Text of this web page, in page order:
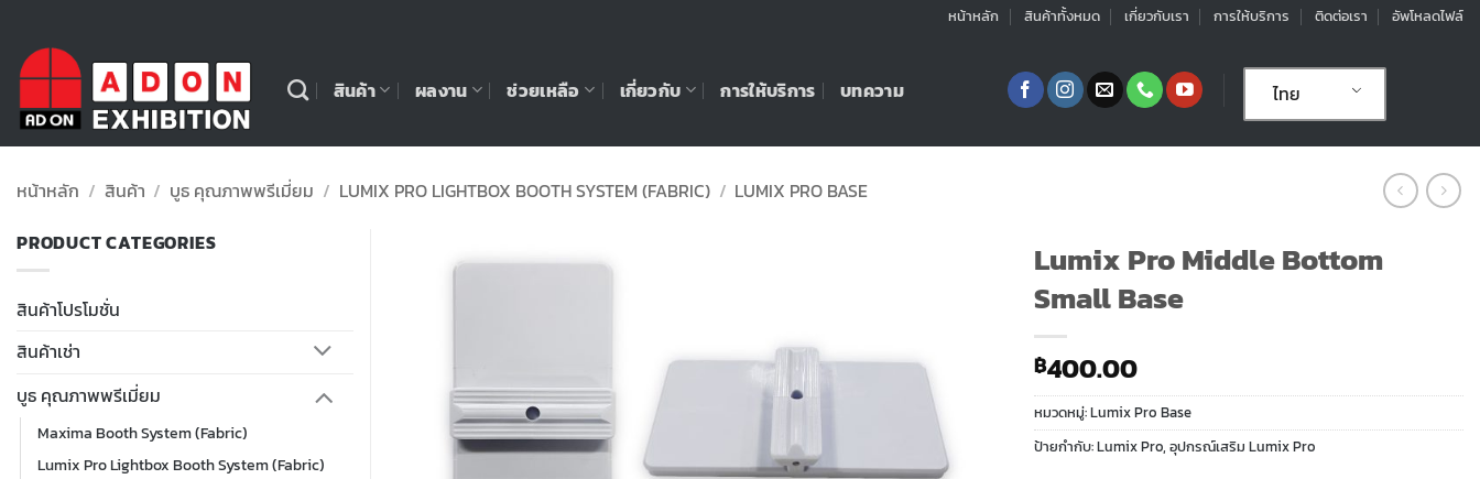
หน้าหลัก สินค้าทั้งหมด เกี่ยวกับเรา การให้บริการ ติดต่อเรา อัพโหลดไฟล์
สินค้า ผลงาน ช่วยเหลือ เกี่ยวกับ การให้บริการ บทความ ไทย
หน้าหลัก / สินค้า / บูธ คุณภาพพรีเมี่ยม / LUMIX PRO LIGHTBOX BOOTH SYSTEM (FABRIC) / LUMIX PRO BASE
PRODUCT CATEGORIES
สินค้าโปรโมชั่น
สินค้าเช่า
บูธ คุณภาพพรีเมี่ยม
Maxima Booth System (Fabric)
Lumix Pro Lightbox Booth System (Fabric)
Lumix Pro Middle Bottom
Small Base
฿400.00
หมวดหมู่:Lumix Pro Base
ป้ายกำกับ:Lumix Pro,อุปกรณ์เสริม Lumix Pro